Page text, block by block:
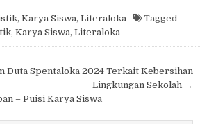
, Karya Siswa, Literaloka
Tagged
, Karya Siswa, Literaloka
Duta Spentaloka 2024 Terkait Kebersihan
Lingkungan Sekolah →
– Puisi Karya Siswa